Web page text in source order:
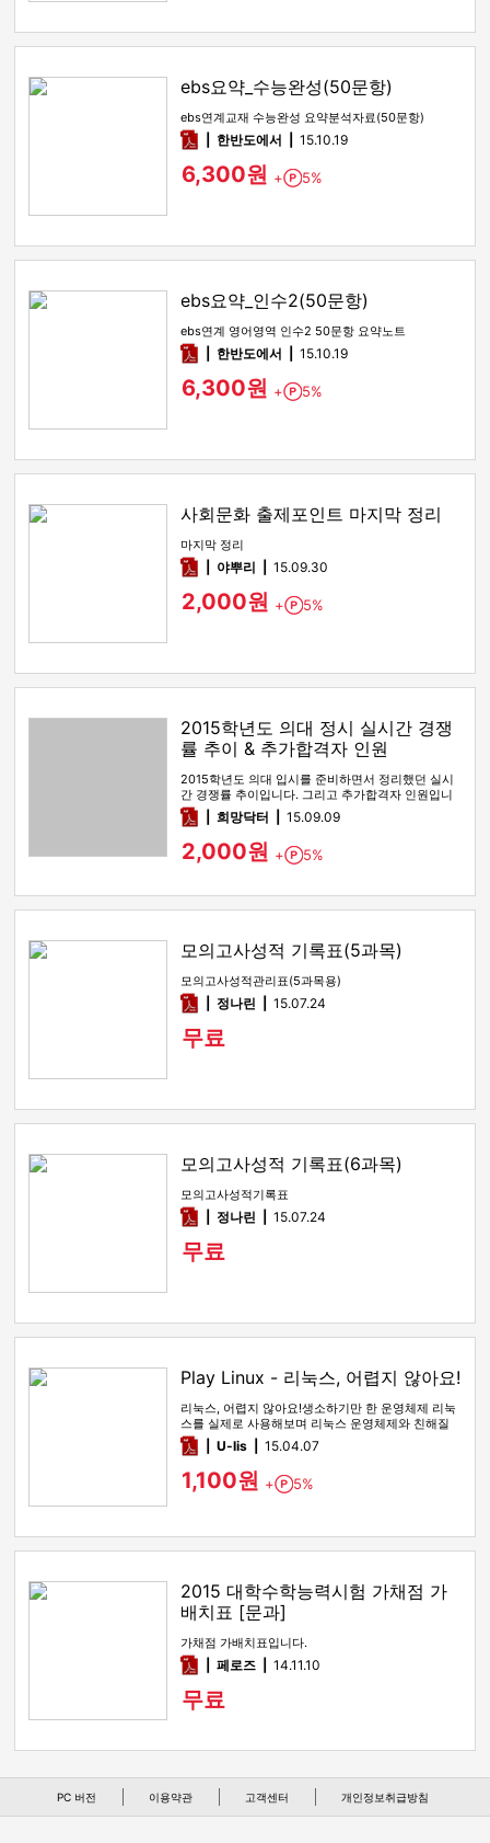
ebs요약_수능완성(50문항)
ebs연계교재 수능완성 요약분석자료(50문항)
pdf한반도에서 15.10.19
6,300원 + Point
5%
ebs요약_인수2(50문항)
ebs연계 영어영역 인수2 50문항 요약노트
pdf한반도에서 15.10.19
6,300원 + Point
5%
사회문화 출제포인트 마지막 정리
마지막 정리
pdf야뿌리 15.09.30
2,000원 + Point
5%
2015학년도 의대 정시 실시간 경쟁
률 추이 & 추가합격자 인원
2015학년도 의대 입시를 준비하면서 정리했던 실시
간 경쟁률 추이입니다. 그리고 추가합격자 인원입니
다. 이곳에는 객관적 자료…
pdf희망닥터 15.09.09
2,000원 + Point
5%
모의고사성적 기록표(5과목)
모의고사성적관리표(5과목용)
pdf정나린 15.07.24
무료
모의고사성적 기록표(6과목)
모의고사성적기록표
pdf정나린 15.07.24
무료
Play Linux - 리눅스, 어렵지 않아요!
리눅스, 어렵지 않아요!생소하기만 한 운영체제 리눅
스를 실제로 사용해보며 리눅스 운영체제와 친해질
수 있길 바랍니다.
pdfU-lis 15.04.07
1,100원 + Point
5%
2015 대학수학능력시험 가채점 가
배치표 [문과]
가채점 가배치표입니다.
pdf페로즈 14.11.10
무료
PC 버전 이용약관 고객센터 개인정보취급방침